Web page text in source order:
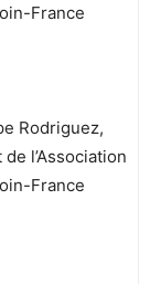
France
Rodriguez,
l’Association
France